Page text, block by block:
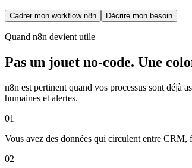
Cadrer mon workflow n8n Décrire mon besoin
Quand n8n devient utile
Pas un jouet no-code. Une
n8n est pertinent quand vos processus sont déjà
humaines et alertes.
01
Vous avez des données qui circulent entre
02